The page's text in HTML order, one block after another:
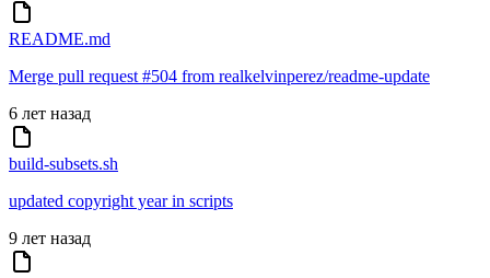
README.md
Merge pull request #504 from realkelvinperez/readme-update
6 лет назад
build-subsets.sh
updated copyright year in scripts
9 лет назад